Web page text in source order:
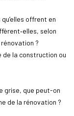
offrent en
selon
?
de la construction ou
grise, que peut-on
de la rénovation ?